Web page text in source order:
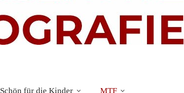
Schön für die Kinder MTF